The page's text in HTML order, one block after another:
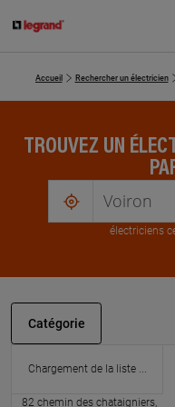
Accueil Rechercher un électricien
TROUVEZ UN
me
localiserélectriciens
Catégorie
À 2.5 km km
82 chemin des chataigniers,